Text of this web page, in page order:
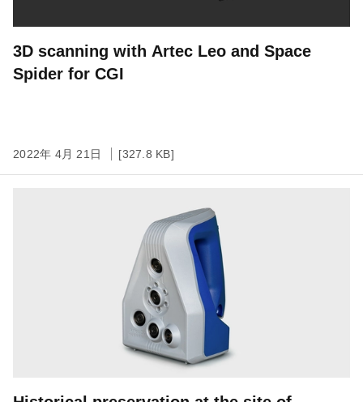
3D scanning with Artec Leo and Space
Spider for CGI
2022年 4月 21日 [327.8 KB]